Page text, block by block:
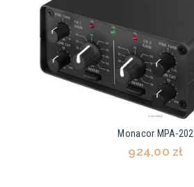
Monacor MPA-202
924,00 zł